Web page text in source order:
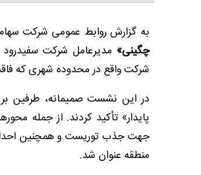
به گزارش روابط عمومی شرکت سهامی
چگینی» مدیرعامل شرکت سفیدرود
شرکت واقع در محدوده شهری که فاقد
در این نشست صمیمانه، طرفین
پایدار» تأکید کردند. از جمله
جهت جذب توریست و همچنین احداث
منطقه عنوان شد.